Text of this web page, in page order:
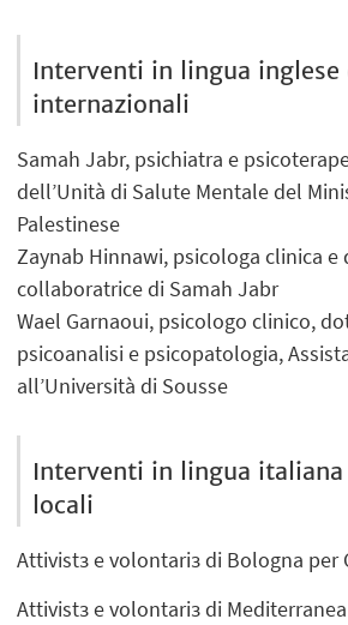
Interventi in lingua
internazionali
Samah Jabr, psichiatra e
dell’Unità di Salute Mentale del
Palestinese
Zaynab Hinnawi, psicologa clinica
collaboratrice di Samah Jabr
Wael Garnaoui, psicologo clinico,
psicoanalisi e psicopatologia,
all’Università di Sousse
Interventi in lingua
locali
Attivistз e volontariз di Bologna per
Attivistз e volontariз di